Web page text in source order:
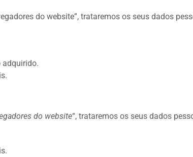
do website”, trataremos os seus dados
adquirido.
do website“, trataremos os seus dados